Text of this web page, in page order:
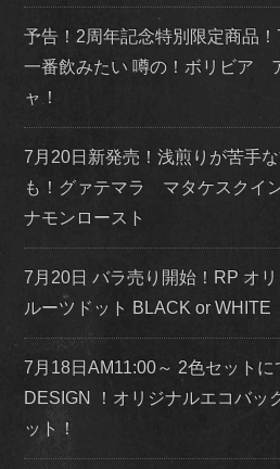
予告！2周年記念特別限定商品
一番飲みたい 噂の！ボリビア
ャ！
7月20日新発売！浅煎りが苦手
も！グァテマラ マタケスク
ナモンロースト
7月20日 バラ売り開始！RP オ
ルーツドット BLACK or WHITE
7月18日AM11:00～ 2色セット
DESIGN ！オリジナルエコバッ
ット！